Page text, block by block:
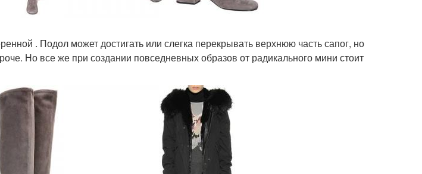
. Подол может достигать или слегка перекрывать верхнюю часть сапог, но
Но все же при создании повседневных образов от радикального мини стоит